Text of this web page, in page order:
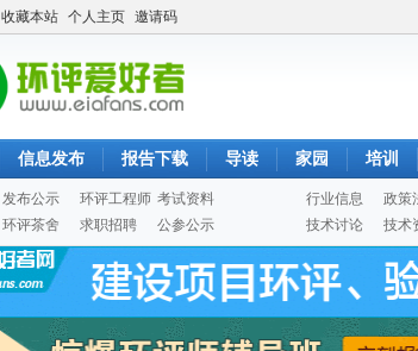
收藏本站 个人主页 邀请码
信息发布 报告下载 导读 家园 培训
发布公示 环评工程师 考试资料
环评茶舍
求职招聘 公参公示
行业信息 政策
技术讨论
技术